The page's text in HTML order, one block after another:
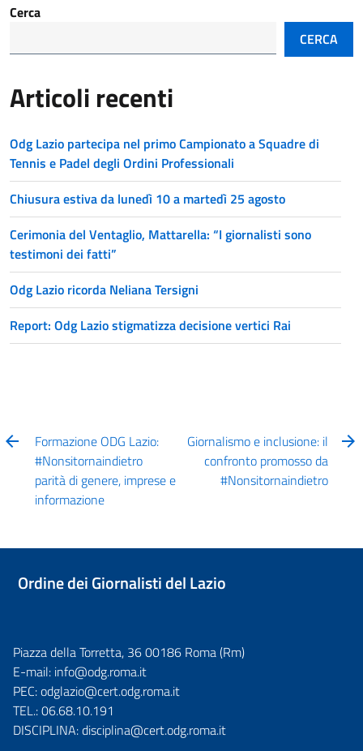
Cerca
CERCA
Articoli recenti
Odg Lazio partecipa nel primo Campionato a Squadre di
Tennis e Padel degli Ordini Professionali
Chiusura estiva da lunedì 10 a martedì 25 agosto
Cerimonia del Ventaglio, Mattarella: “I giornalisti sono
testimoni dei fatti”
Odg Lazio ricorda Neliana Tersigni
Report: Odg Lazio stigmatizza decisione vertici Rai
Formazione ODG Lazio:
#Nonsitornaindietro
parità di genere, imprese e
informazione
Giornalismo e inclusione: il
confronto promosso da
#Nonsitornaindietro
Ordine dei Giornalisti del Lazio
Piazza della Torretta, 36 00186 Roma (Rm)
E-mail: info@odg.roma.it
PEC:odglazio@cert.odg.roma.it
TEL.:06.68.10.191
DISCIPLINA:disciplina@cert.odg.roma.it